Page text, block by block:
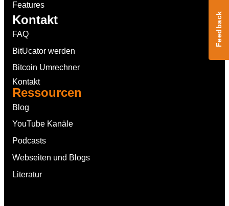
Features
Kontakt
FAQ
BitUcator werden
Bitcoin Umrechner
Kontakt
Ressourcen
Blog
YouTube Kanäle
Podcasts
Webseiten und Blogs
Literatur
Feedback